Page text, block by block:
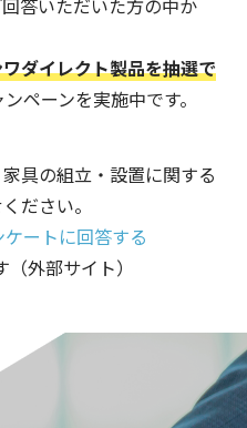
答いただいた方の中か
ダイレクト製品を抽選で
ペーンを実施中です。
具の組立・設置に関する
ださい。
ケートに回答する
外部サイト）